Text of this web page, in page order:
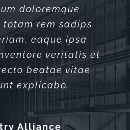
doloremque
rem sadips
eaque ipsa
veritatis et
beatae vitae
explicabo.
Alliance
doloremque
rem sadips
eaque ipsa
veritatis et
beatae vitae
explicabo.